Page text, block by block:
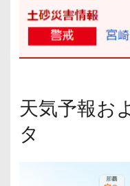
天気予報お
タ